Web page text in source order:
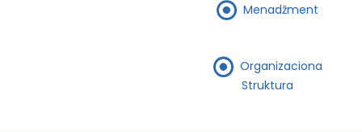
Menadžment
Organizaciona
Struktura